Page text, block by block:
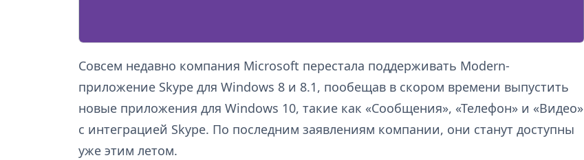
Совсем недавно компания Microsoft перестала поддерживать Modern-
приложение Skype для Windows 8 и 8.1, пообещав в скором времени выпустить
новые приложения для Windows 10, такие как «Сообщения», «Телефон» и «Видео»
с интеграцией Skype. По последним заявлениям компании, они станут доступны
уже этим летом.